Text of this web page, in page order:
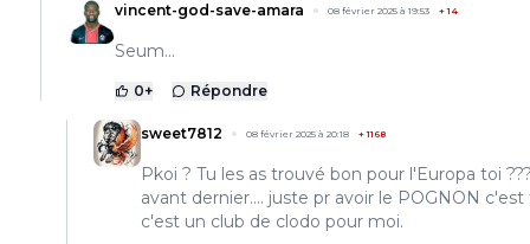
vincent-god-save-amara 08 février 2025 à 19:53 +14
Seum...
0+ Répondre
sweet7812 08 février 2025 à 20:18 +1168
Pkoi ? Tu les as trouvé bon pour l'Europa toi
avant dernier.... juste pr avoir le POGNON
c'est un club de clodo pour moi.